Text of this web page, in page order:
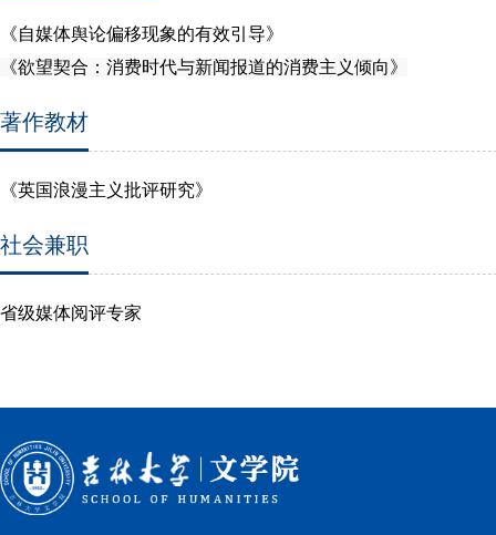
《自媒体舆论偏移现象的有效引导》
《欲望契合：消费时代与新闻报道的消费主义倾向》
著作教材
《英国浪漫主义批评研究》
社会兼职
省级媒体阅评专家